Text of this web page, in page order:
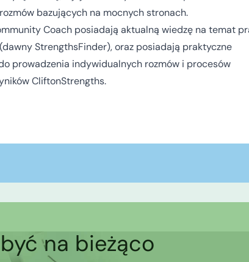
bazujących na mocnych stronach.
Coach posiadają aktualną wiedzę na temat
StrengthsFinder), oraz posiadają praktyczne
prowadzenia indywidualnych rozmów i procesów
CliftonStrengths.
na bieżąco